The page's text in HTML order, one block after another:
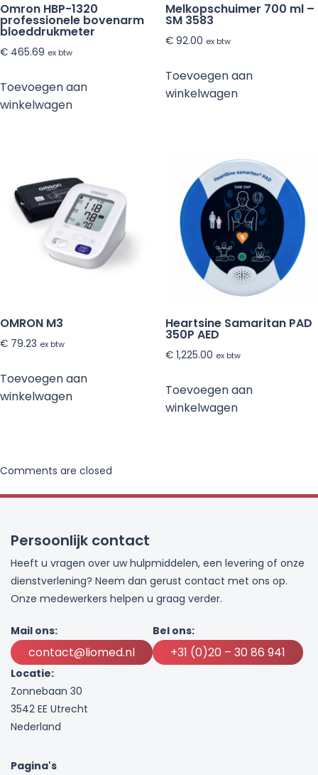
Omron HBP-1320
professionele bovenarm
bloeddrukmeter
€ 465.69 ex btw
Toevoegen aan
winkelwagen
Melkopschuimer 700 ml –
SM 3583
€92.00 ex btw
Toevoegen aan
winkelwagen
OMRON M3
€ 79.23 ex btw
Toevoegen aan
winkelwagen
Heartsine Samaritan PAD
350P AED
€1,225.00 ex btw
Toevoegen aan
winkelwagen
Comments are closed
Persoonlijk contact
Heeft u vragen over uw hulpmiddelen, een levering of onze
dienstverlening? Neem dan gerust contact met ons op.
Onze medewerkers helpen u graag verder.
Mail ons:
contact@liomed.nl
Bel ons:
+31 (0)20 – 30 86 941
Locatie:
Zonnebaan 30
3542 EE Utrecht
Nederland
Pagina's